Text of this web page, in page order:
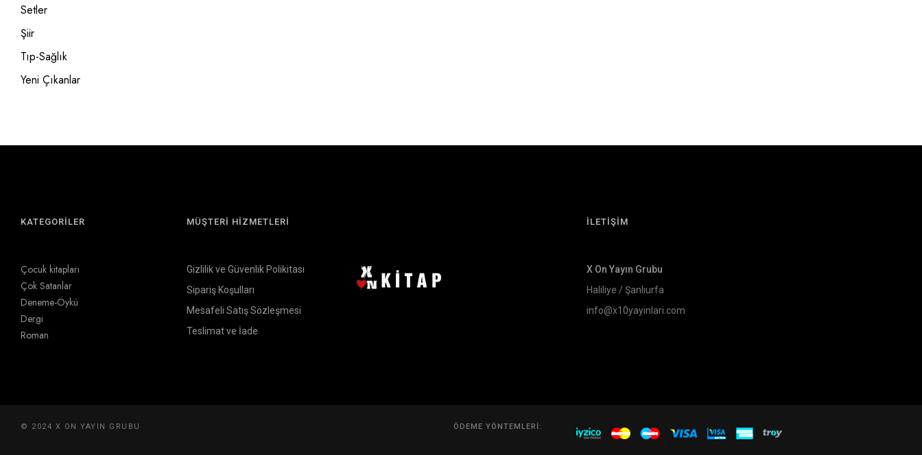
Setler
Şiir
Tıp-Sağlık
Yeni Çıkanlar
KATEGORİLER
Çocuk kitapları
Çok Satanlar
Deneme-Öykü
Dergi
Roman
MÜŞTERİ HİZMETLERİ
Gizlilik ve Güvenlik Polikitası
Sipariş Koşulları
Mesafeli Satış Sözleşmesi
Teslimat ve İade
İLETİŞİM
X On Yayın Grubu
Haliliye / Şanlıurfa
info@x10yayinlari.com
© 2024 X ON YAYIN GRUBU ÖDEME YÖNTEMLERI: